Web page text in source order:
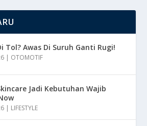
Tol? Awas Di Suruh Ganti Rugi!
| OTOMOTIF
Jadi Kebutuhan Wajib
| LIFESTYLE